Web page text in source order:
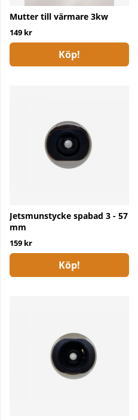
Mutter till värmare 3kw
149 kr
Köp!
Jetsmunstycke spabad 3 - 57
mm
159 kr
Köp!